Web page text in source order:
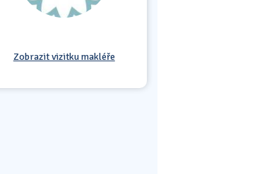
Zobrazit vizitku makléře